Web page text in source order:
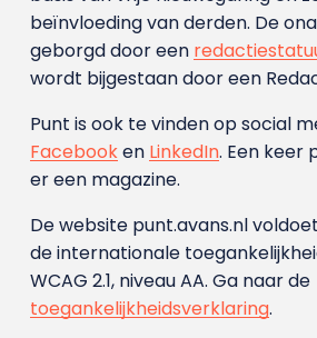
beïnvloeding van derden. De
geborgd door een
wordt bijgestaan door een
Punt is ook te vinden op social
Facebooken LinkedIn. Een keer
er een magazine.
De website punt.avans.nl
de internationale
WCAG 2.1, niveau AA. Ga naar de
toegankelijkheidsverklaring.